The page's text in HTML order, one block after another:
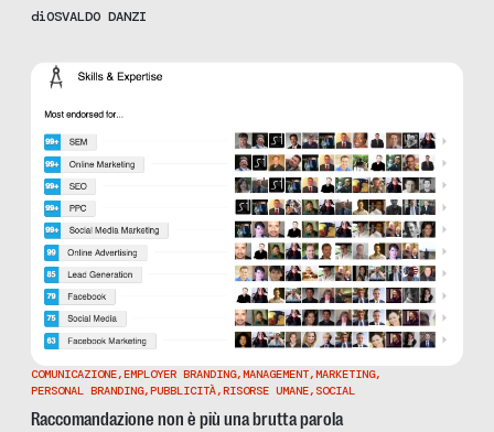
questa: Assunto (A): “Ho mandato 300 cv e nessuno mi ha
servono a nulla”. Conclusione (D): “Ho sempre trovato lavoro
diOSVALDO DANZI
COMUNICAZIONE,EMPLOYER BRANDING,MANAGEMENT,MARKETING,
PERSONAL BRANDING,PUBBLICITÀ,RISORSE UMANE, SOCIAL
Raccomandazione non è più una brutta parola